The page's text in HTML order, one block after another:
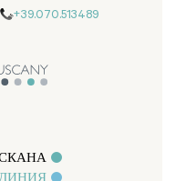
+39.070.513489